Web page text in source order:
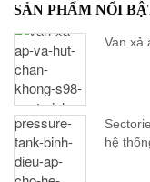
SẢN PHẨM NỔI
Van xả
hệ